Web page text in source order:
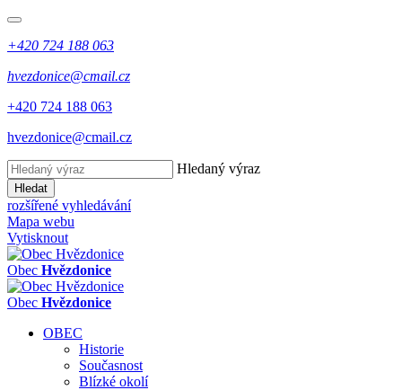
+420 724 188 063
hvezdonice@cmail.cz
+420 724 188 063
hvezdonice@cmail.cz
Hledaný výraz
Hledat
rozšířené vyhledávání
Mapa webu
Vytisknout
Obec Hvězdonice
Obec Hvězdonice
OBEC
Historie
Současnost
Blízké okolí